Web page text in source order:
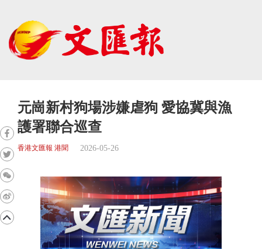
元崗新村狗場涉嫌虐狗 愛協冀與漁
護署聯合巡查
香港文匯報 港聞 2026-05-26